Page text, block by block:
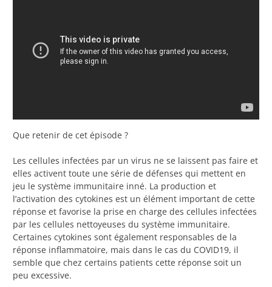
Que retenir de cet épisode ?
Les cellules infectées par un virus ne se laissent pas faire et
elles activent toute une série de défenses qui mettent en
jeu le système immunitaire inné. La production et
l’activation des cytokines est un élément important de cette
réponse et favorise la prise en charge des cellules infectées
par les cellules nettoyeuses du système immunitaire.
Certaines cytokines sont également responsables de la
réponse inflammatoire, mais dans le cas du COVID19, il
semble que chez certains patients cette réponse soit un
peu excessive.